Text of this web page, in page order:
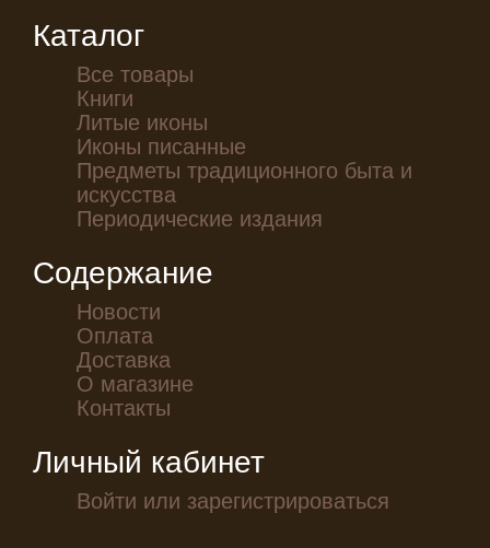
Каталог
Все товары
Книги
Литые иконы
Иконы писанные
Предметы традиционного быта и
искусства
Периодические издания
Содержание
Новости
Оплата
Доставка
О магазине
Контакты
Личный кабинет
Войти или зарегистрироваться